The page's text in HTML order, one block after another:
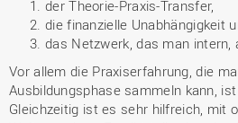
der Theorie-Praxis-Transfer,
die finanzielle Unabhängigkeit
das Netzwerk, das man intern,
Vor allem die Praxiserfahrung, die
Ausbildungsphase sammeln kann,
Gleichzeitig ist es sehr hilfreich, mit